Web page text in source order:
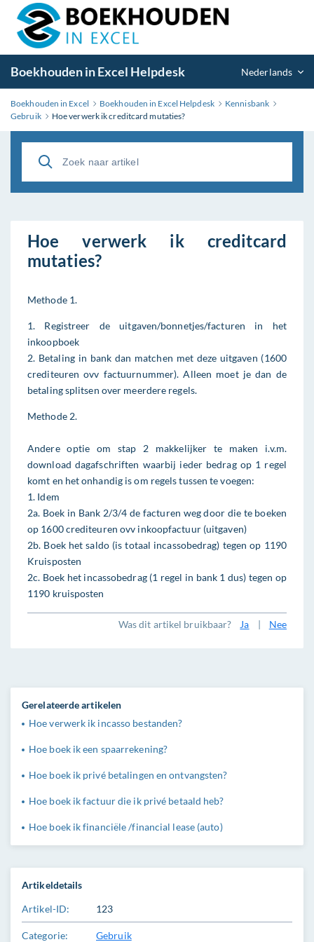
Boekhouden in Excel Helpdesk Nederlands
Boekhouden in Excel Boekhouden in Excel Helpdesk
Kennisbank
Gebruik
Hoe verwerk ik creditcard mutaties?
Hoe verwerk ik creditcard
mutaties?
Methode 1.
1. Registreer de uitgaven/bonnetjes/facturen in het
inkoopboek
2. Betaling in bank dan matchen met deze uitgaven (1600
crediteuren ovv factuurnummer). Alleen moet je dan de
betaling splitsen over meerdere regels.
Methode 2.
Andere optie om stap 2 makkelijker te maken i.v.m.
download dagafschriften waarbij ieder bedrag op 1 regel
komt en het onhandig is om regels tussen te voegen:
1. Idem
2a. Boek in Bank 2/3/4 de facturen weg door die te boeken
op 1600 crediteuren ovv inkoopfactuur (uitgaven)
2b. Boek het saldo (is totaal incassobedrag) tegen op 1190
Kruisposten
2c. Boek het incassobedrag (1 regel in bank 1 dus) tegen op
1190 kruisposten
Was dit artikel bruikbaar? Ja | Nee
Artikeldetails
Artikel-ID: 123
Categorie: Gebruik
Gerelateerde artikelen
Hoe verwerk ik incasso bestanden?
Hoe boek ik een spaarrekening?
Hoe boek ik privé betalingen en ontvangsten?
Hoe boek ik factuur die ik privé betaald heb?
Hoe boek ik financiële /financial lease (auto)